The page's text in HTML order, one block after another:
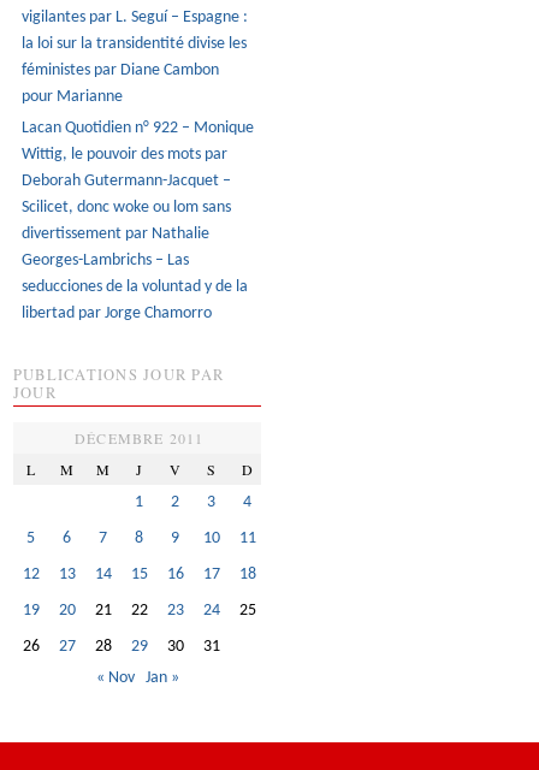
vigilantes par L. Seguí – Espagne :
la loi sur la transidentité divise les
féministes par Diane Cambon
pour Marianne
Lacan Quotidien n° 922 – Monique
Wittig, le pouvoir des mots par
Deborah Gutermann-Jacquet –
Scilicet, donc woke ou lom sans
divertissement par Nathalie
Georges-Lambrichs – Las
seducciones de la voluntad y de la
libertad par Jorge Chamorro
PUBLICATIONS JOUR PAR
JOUR
DÉCEMBRE 2011
L
M M J V S D
1 2 3
4
5
6 7 8 9 10
11
12
13 14 15 16 17
18
19
20 21 22 23 24
25
26
27 28 29 30
31
« Nov
Jan »